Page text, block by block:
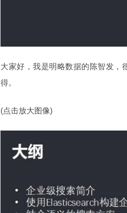
大家好，我是明略数据的陈智发，
得。
(点击放大图像)